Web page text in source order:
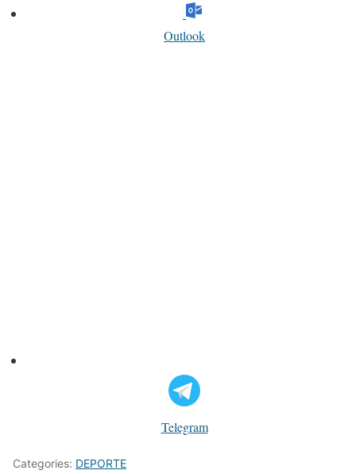
Outlook
Telegram
Categories: DEPORTE